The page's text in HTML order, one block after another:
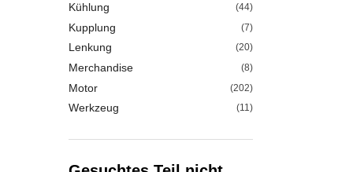
Kühlung (44)
Kupplung (7)
Lenkung (20)
Merchandise (8)
Motor (202)
Werkzeug (11)